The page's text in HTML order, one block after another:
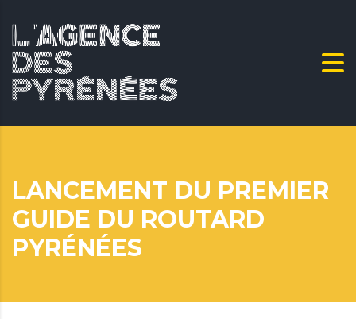
LANCEMENT DU PREMIER
GUIDE DU ROUTARD
PYRÉNÉES